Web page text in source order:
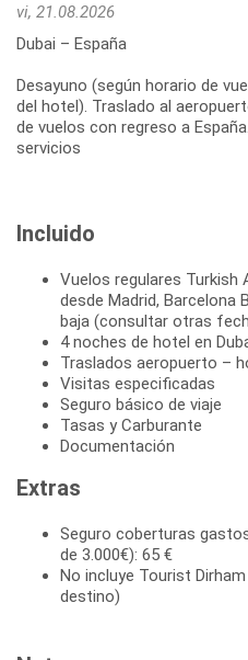
vi, 21.08.2026
Dubai – España
Desayuno (según horario de
del hotel). Traslado al
de vuelos con regreso a
servicios
Incluido
Vuelos regulares Turkish
desde Madrid, Barcelona
baja (consultar otras
4 noches de hotel en
Traslados aeropuerto –
Visitas especificadas
Seguro básico de viaje
Tasas y Carburante
Documentación
Extras
Seguro coberturas
de 3.000€): 65 €
No incluye Tourist
destino)